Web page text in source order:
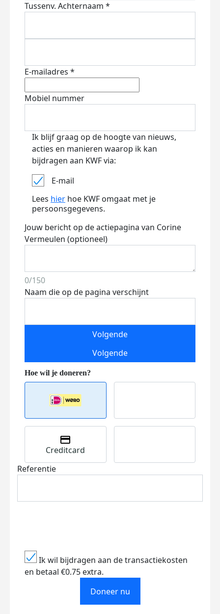
Tussenv. Achternaam *
E-mailadres *
Mobiel nummer
Ik blijf graag op de hoogte van nieuws,
acties en manieren waarop ik kan
bijdragen aan KWF via:
E-mail
Lees hier hoe KWF omgaat met je
persoonsgegevens.
Jouw bericht op de actiepagina van Corine
Vermeulen (optioneel)
0/150
Naam die op de pagina verschijnt
Volgende
Volgende
Creditcard
Referentie
Ik wil bijdragen aan de transactiekosten
en betaal €0.75 extra.
Doneer nu